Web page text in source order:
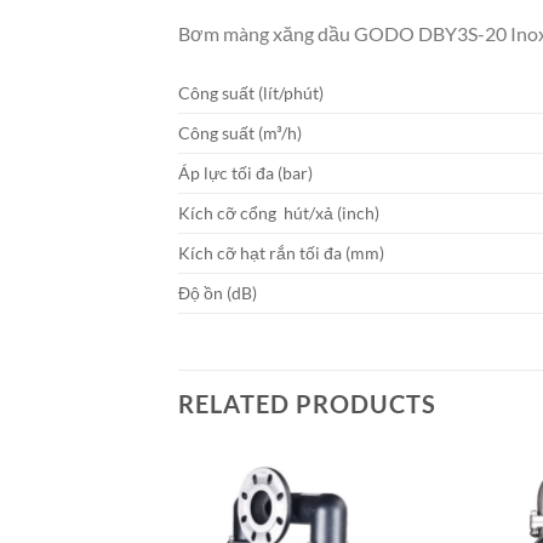
Bơm màng xăng dầu GODO DBY3S-20
Công suất (lít/phút)
Công suất (m³/h)
Áp lực tối đa (bar)
Kích cỡ cổng hút/xả (inch)
Kích cỡ hạt rắn tối đa (mm)
Độ ồn (dB)
RELATED PRODUCTS